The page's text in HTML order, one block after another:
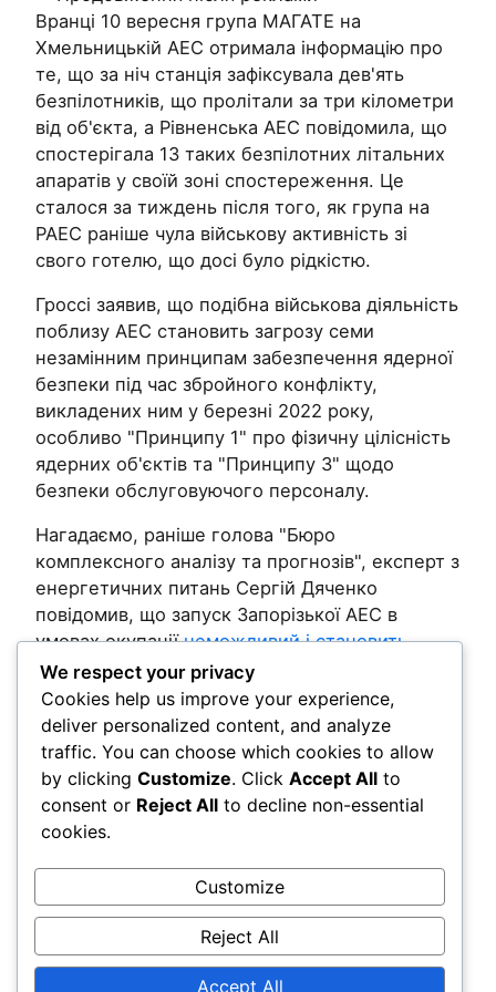
Вранці 10 вересня група МАГАТЕ на
Хмельницькій АЕС отримала інформацію про
те, що за ніч станція зафіксувала дев'ять
безпілотників, що пролітали за три кілометри
від об'єкта, а Рівненська АЕС повідомила, що
спостерігала 13 таких безпілотних літальних
апаратів у своїй зоні спостереження. Це
сталося за тиждень після того, як група на
РАЕС раніше чула військову активність зі
свого готелю, що досі було рідкістю.
Гроссі заявив, що подібна військова діяльність
поблизу АЕС становить загрозу семи
незамінним принципам забезпечення ядерної
безпеки під час збройного конфлікту,
викладених ним у березні 2022 року,
особливо "Принципу 1" про фізичну цілісність
ядерних об'єктів та "Принципу 3" щодо
безпеки обслуговуючого персоналу.
Нагадаємо, раніше голова "Бюро
комплексного аналізу та прогнозів", експерт з
енергетичних питань Сергій Дяченко
повідомив, що запуск Запорізької АЕС в
умовах окупації неможливий і становить
серйозну небезпеку.
Post Views:
130
Comments
LEAVE A REPLY
You must belogged into post a comment.
We respect your privacy
Cookies help us improve your experience,
deliver personalized content, and analyze
traffic. You can choose which cookies to allow
by clicking Customize. Click Accept All to
consent or Reject All to decline non-essential
cookies.
Customize
Reject All
Accept All